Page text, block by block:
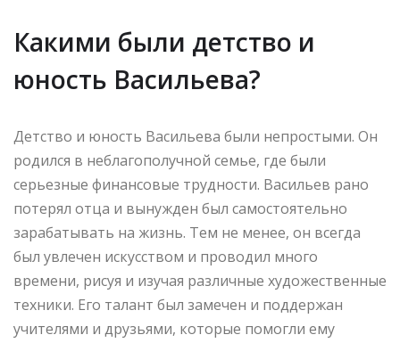
Какими были детство и
юность Васильева?
Детство и юность Васильева были непростыми. Он
родился в неблагополучной семье, где были
серьезные финансовые трудности. Васильев рано
потерял отца и вынужден был самостоятельно
зарабатывать на жизнь. Тем не менее, он всегда
был увлечен искусством и проводил много
времени, рисуя и изучая различные художественные
техники. Его талант был замечен и поддержан
учителями и друзьями, которые помогли ему